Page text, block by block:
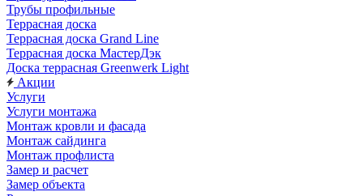
Трубы профильные
Террасная доска
Террасная доска Grand Line
Террасная доска МастерДэк
Доска террасная Greenwerk Light
Акции
Услуги
Услуги монтажа
Монтаж кровли и фасада
Монтаж сайдинга
Монтаж профлиста
Замер и расчет
Замер объекта